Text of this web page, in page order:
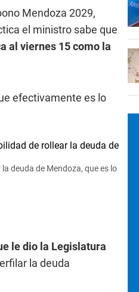
Mendoza 2029,
el ministro sabe que
al viernes 15 como la
efectivamente es lo
deuda de Mendoza, que es lo
le dio la Legislatura
la deuda